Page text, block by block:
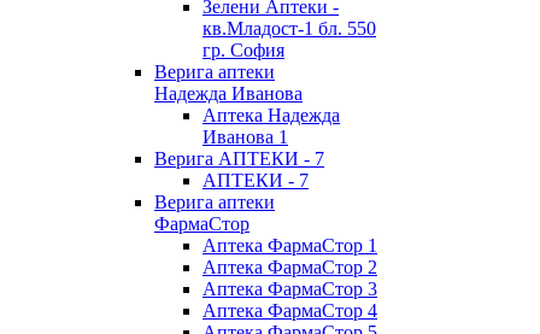
Зелени Аптеки -
кв.Младост-1 бл. 550
гр. София
Верига аптеки
Надежда Иванова
Аптека Надежда
Иванова 1
Верига АПТЕКИ - 7
АПТЕКИ - 7
Верига аптеки
ФармаСтор
Аптека ФармаСтор 1
Аптека ФармаСтор 2
Аптека ФармаСтор 3
Аптека ФармаСтор 4